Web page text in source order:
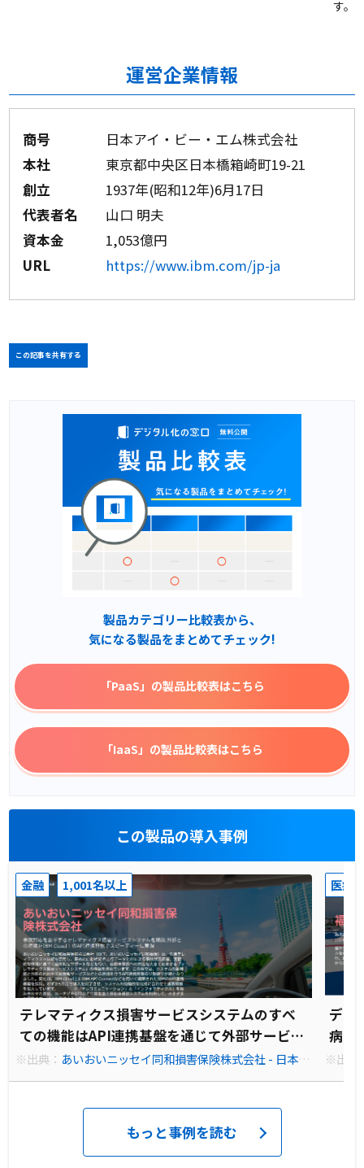
す。
運営企業情報
商号
日本アイ・ビー・エム株式会社
本社
東京都中央区日本橋箱崎町19-21
創立
1937年(昭和12年)6月17日
代表者名
山口 明夫
資本金
1,053億円
URL
https://www.ibm.com/jp-ja
この記事を共有する
製品カテゴリー比較表から、
気になる製品をまとめてチェック!
「PaaS」 の製品比較表はこちら
「IaaS」 の製品比較表はこちら
この製品の導入事例
金融 1,001名以上
テレマティクス損害サービスシステムのすべ
ての機能はAPI連携基盤を通じて外部サービス
などと連携するため、これなくしてはシステ
ムとして成り立ちません
※出典： あいおいニッセイ同和損害保険株式会社 - 日本 | I
医療
デジ
病院
※出典
もっと事例を読む